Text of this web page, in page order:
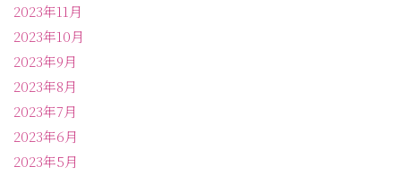
2023年11月
2023年10月
2023年9月
2023年8月
2023年7月
2023年6月
2023年5月